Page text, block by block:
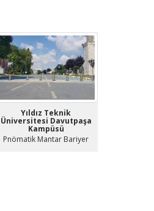
Yıldız Teknik
Üniversitesi Davutpaşa
Kampüsü
Pnömatik Mantar Bariyer